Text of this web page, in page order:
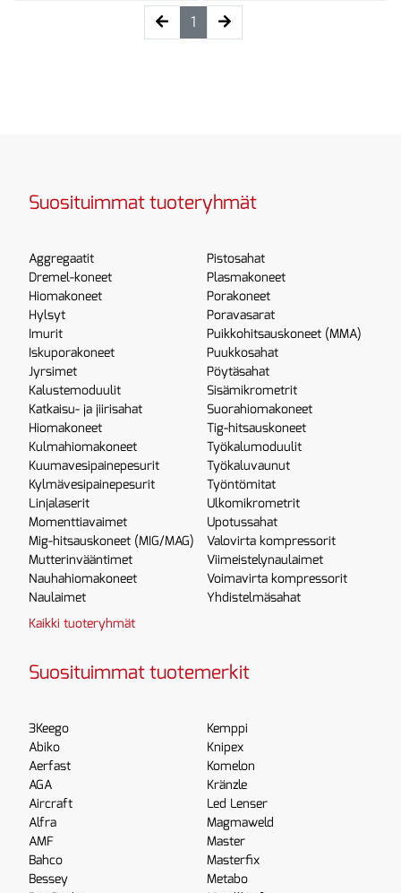
1 (current)
Suosituimmat tuoteryhmät
Aggregaatit
Dremel-koneet
Hiomakoneet
Hylsyt
Imurit
Iskuporakoneet
Jyrsimet
Kalustemoduulit
Katkaisu- ja jiirisahat
Hiomakoneet
Kulmahiomakoneet
Kuumavesipainepesurit
Kylmävesipainepesurit
Linjalaserit
Momenttiavaimet
Mig-hitsauskoneet (MIG/MAG)
Mutterinvääntimet
Nauhahiomakoneet
Naulaimet
Pistosahat
Plasmakoneet
Porakoneet
Poravasarat
Puikkohitsauskoneet (MMA)
Puukkosahat
Pöytäsahat
Sisämikrometrit
Suorahiomakoneet
Tig-hitsauskoneet
Työkalumoduulit
Työkaluvaunut
Työntömitat
Ulkomikrometrit
Upotussahat
Valovirta kompressorit
Viimeistelynaulaimet
Voimavirta kompressorit
Yhdistelmäsahat
Kaikki tuoteryhmät
Suosituimmat tuotemerkit
3Keego
Abiko
Aerfast
AGA
Aircraft
Alfra
AMF
Bahco
Bessey
Kemppi
Knipex
Komelon
Kränzle
Led Lenser
Magmaweld
Master
Masterfix
Metabo